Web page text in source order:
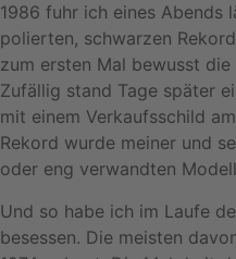
1986 fuhr ich eines Abends
polierten, schwarzen
zum ersten Mal bewusst
Zufällig stand Tage später
mit einem Verkaufsschild
Rekord wurde meiner und
oder eng verwandten
Und so habe ich im Laufe
besessen. Die meisten